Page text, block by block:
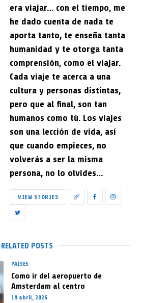
era viajar… con el tiempo, me
he dado cuenta de nada te
aporta tanto, te enseña tanta
humanidad y te otorga tanta
comprensión, como el viajar.
Cada viaje te acerca a una
cultura y personas distintas,
pero que al final, son tan
humanos como tú. Los viajes
son una lección de vida, así
que cuando empieces, no
volverás a ser la misma
persona, no lo olvides…
VIEW STORIES
RELATED POSTS
PAÍSES
Como ir del aeropuerto de
Amsterdam al centro
19 abril, 2026